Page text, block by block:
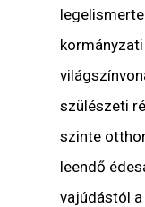
szülészeti
szinte
leendő
vajúdástól